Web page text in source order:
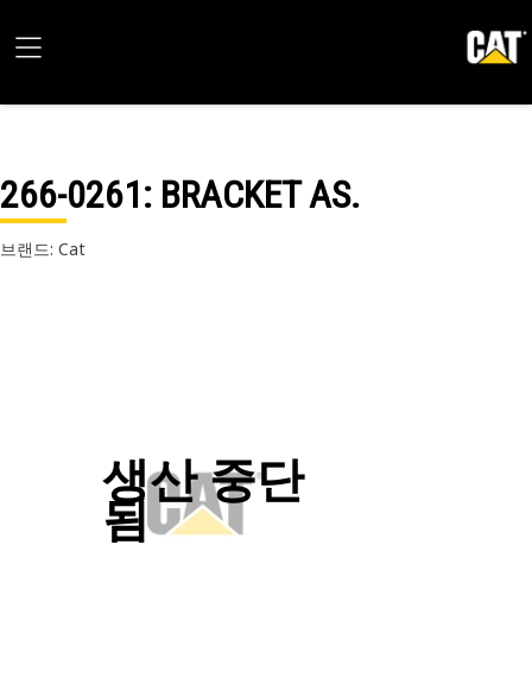
266-0261: BRACKET AS.
브랜드: Cat
생산 중단
됨